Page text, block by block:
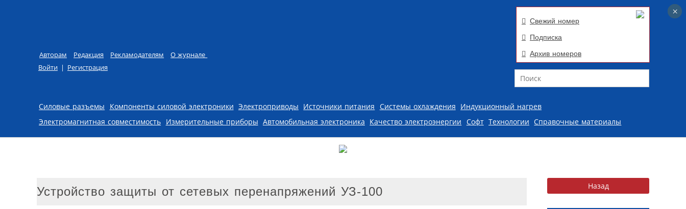
Авторам Редакция Рекламодателям
О журнале
Войти | Регистрация
Свежий номер
Подписка
Архив номеров
Поиск
Skip to content
Силовые разъемы Компоненты силовой электроники Электроприводы Источники питания Системы охлаждения Индукционный нагрев
Электромагнитная совместимость Измерительные приборы Автомобильная электроника Качество электроэнергии Софт Технологии Справочные материалы
Устройство защиты от сетевых перенапряжений УЗ-100
×
×